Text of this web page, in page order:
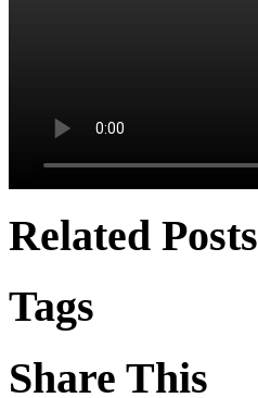
Related Posts
Tags
Share This